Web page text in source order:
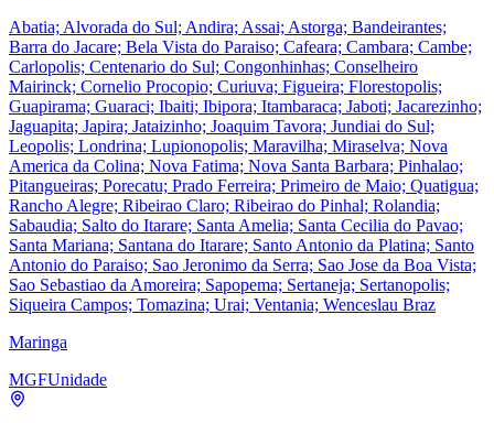
Abatia; Alvorada do Sul; Andira; Assai; Astorga; Bandeirantes;
Barra do Jacare; Bela Vista do Paraiso; Cafeara; Cambara; Cambe;
Carlopolis; Centenario do Sul; Congonhinhas; Conselheiro
Mairinck; Cornelio Procopio; Curiuva; Figueira; Florestopolis;
Guapirama; Guaraci; Ibaiti; Ibipora; Itambaraca; Jaboti; Jacarezinho;
Jaguapita; Japira; Jataizinho; Joaquim Tavora; Jundiai do Sul;
Leopolis; Londrina; Lupionopolis; Maravilha; Miraselva; Nova
America da Colina; Nova Fatima; Nova Santa Barbara; Pinhalao;
Pitangueiras; Porecatu; Prado Ferreira; Primeiro de Maio; Quatigua;
Rancho Alegre; Ribeirao Claro; Ribeirao do Pinhal; Rolandia;
Sabaudia; Salto do Itarare; Santa Amelia; Santa Cecilia do Pavao;
Santa Mariana; Santana do Itarare; Santo Antonio da Platina; Santo
Antonio do Paraiso; Sao Jeronimo da Serra; Sao Jose da Boa Vista;
Sao Sebastiao da Amoreira; Sapopema; Sertaneja; Sertanopolis;
Siqueira Campos; Tomazina; Urai; Ventania; Wenceslau Braz
Maringa
MGFUnidade